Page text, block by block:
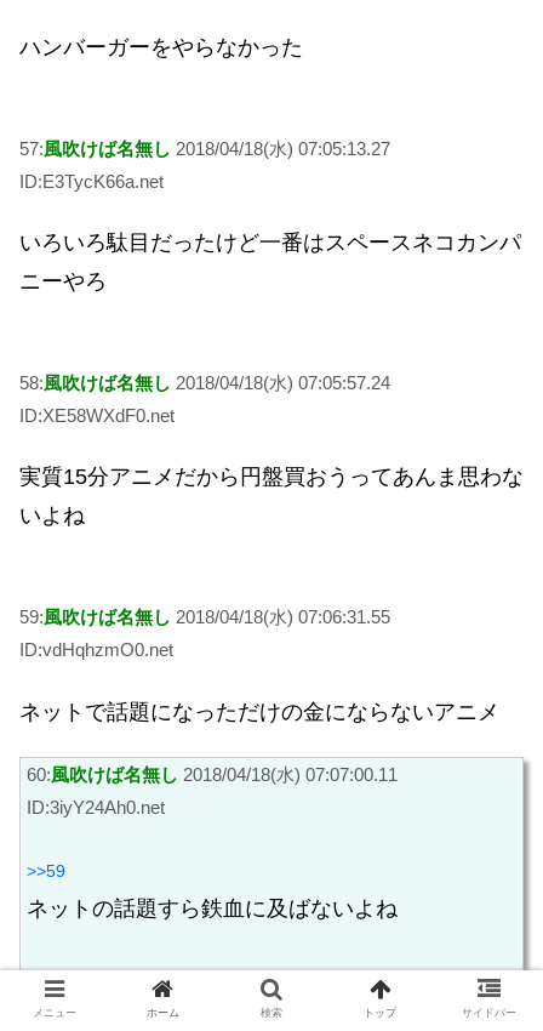
ハンバーガーをやらなかった
57:風吹けば名無し 2018/04/18(水) 07:05:13.27
ID:E3TycK66a.net
いろいろ駄目だったけど一番はスペースネコカンパ
ニーやろ
58:風吹けば名無し 2018/04/18(水) 07:05:57.24
ID:XE58WXdF0.net
実質15分アニメだから円盤買おうってあんま思わな
いよね
59:風吹けば名無し 2018/04/18(水) 07:06:31.55
ID:vdHqhzmO0.net
ネットで話題になっただけの金にならないアニメ
60:風吹けば名無し 2018/04/18(水) 07:07:00.11
ID:3iyY24Ah0.net
>>59
ネットの話題すら鉄血に及ばないよね
メニュー ホーム 検索 トップ サイドバー